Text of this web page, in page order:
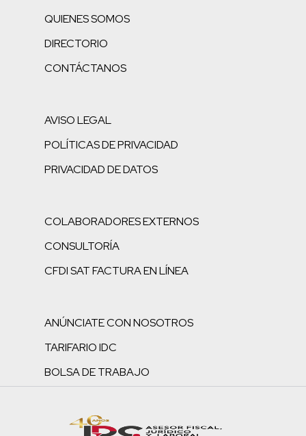
QUIENES SOMOS
DIRECTORIO
CONTÁCTANOS
AVISO LEGAL
POLÍTICAS DE PRIVACIDAD
PRIVACIDAD DE DATOS
COLABORADORES EXTERNOS
CONSULTORÍA
CFDI SAT FACTURA EN LÍNEA
ANÚNCIATE CON NOSOTROS
TARIFARIO IDC
BOLSA DE TRABAJO